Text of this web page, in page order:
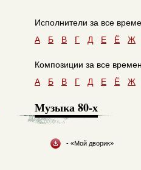
Исполнители за все
A
Б В Г Д Е Ё Ж
Композиции за все
A
Б В Г Д Е Ё Ж
Музыка 80-х
- «Мой дворик»